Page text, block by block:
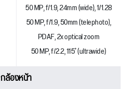
50 MP, f/1.9, 24mm (wide), 1/1.28
50 MP, f/1.9, 50mm (telephoto),
PDAF, 2x optical zoom
50 MP, f/2.2, 115˚ (ultrawide)
กล้องหน้า